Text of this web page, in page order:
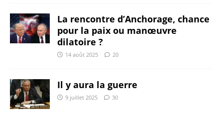
La rencontre d’Anchorage, chance
pour la paix ou manœuvre
dilatoire ?
14 août 2025 20
Il y aura la guerre
9 juillet 2025 30